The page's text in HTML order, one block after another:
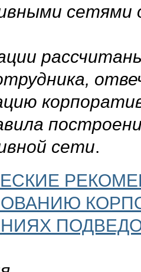
сетями
сети.